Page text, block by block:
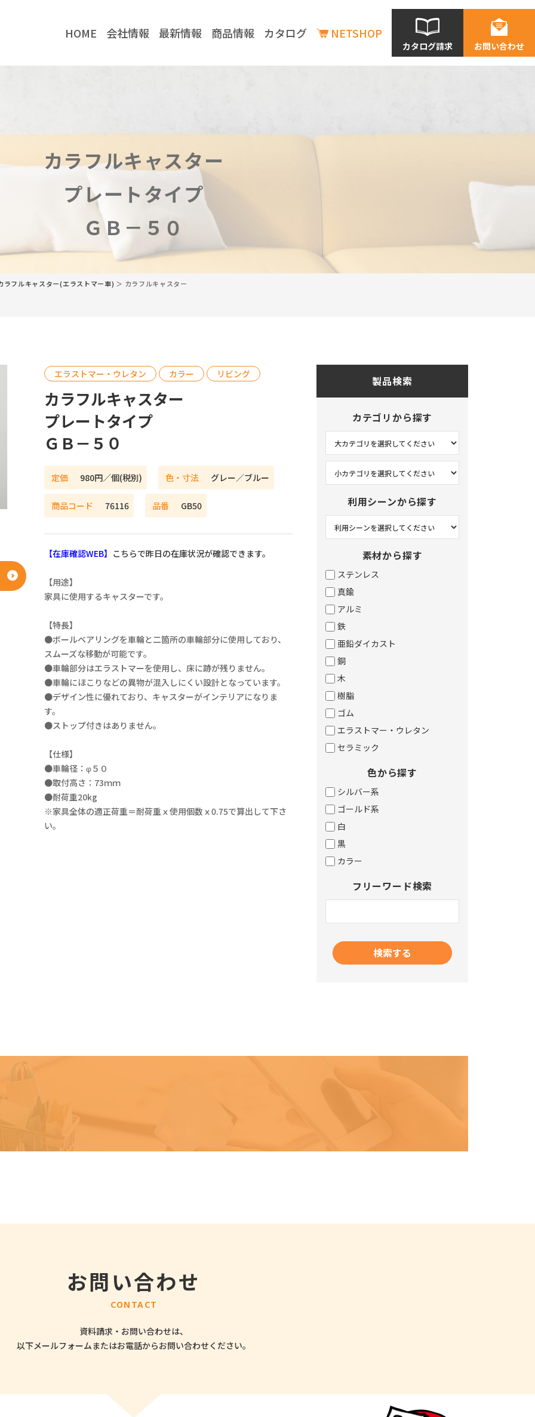
HOME 会社情報 最新情報 商品情報 カタログ NETSHOP
カタログ請求 お問い合わせ
カラフルキャスター
プレートタイプ
ＧＢ－５０
当社の強み
取り扱いメーカー
コラム
川喜金物公式
川喜金物ガチ壁くん
YouTube
TikTok
新商品情報
在庫状況の確認
オフィス
ラフルキャスター(エラストマー車) ＞ カラフルキャスター
エラストマー・ウレタン カラー リビング
カラフルキャスター
プレートタイプ
ＧＢ－５０
定価 980円／個(税別) 色・寸法 グレー／ブルー
商品コード 76116 品番 GB50
【在庫確認WEB】 こちらで昨日の在庫状況が確認できます。
【用途】
家具に使用するキャスターです。
【特長】
●ボールベアリングを車輪と二箇所の車輪部分に使用しており、
スムーズな移動が可能です。
●車輪部分はエラストマーを使用し、床に跡が残りません。
●車輪にほこりなどの異物が混入しにくい設計となっています。
●デザイン性に優れており、キャスターがインテリアになりま
す。
●ストップ付きはありません。
【仕様】
●車輪径：φ５０
●取付高さ：73ｍｍ
●耐荷重20kg
※家具全体の適正荷重＝耐荷重ｘ使用個数ｘ0.75で算出して下さ
い。
製品検索
カテゴリから探す
利用シーンから探す
素材から探す
ステンレス
真鍮
アルミ
鉄
亜鉛ダイカスト
銅
木
樹脂
ゴム
エラストマー・ウレタン
セラミック
色から探す
シルバー系
ゴールド系
白
黒
カラー
フリーワード検索
お問い合わせ
CONTACT
資料請求・お問い合わせは、
以下メールフォームまたはお電話からお問い合わせください。